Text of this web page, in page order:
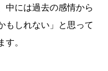
中には過去の感情から
もしれない」と思って
。